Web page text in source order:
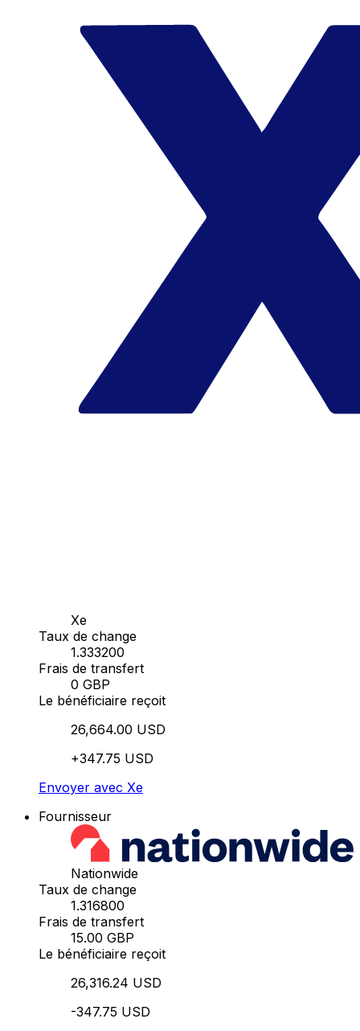
Xe
Taux de change
1.333200
Frais de transfert
0 GBP
Le bénéficiaire reçoit
26,664.00 USD
+347.75 USD
Envoyer avec Xe
Fournisseur
Nationwide
Taux de change
1.316800
Frais de transfert
15.00 GBP
Le bénéficiaire reçoit
26,316.24 USD
-347.75 USD